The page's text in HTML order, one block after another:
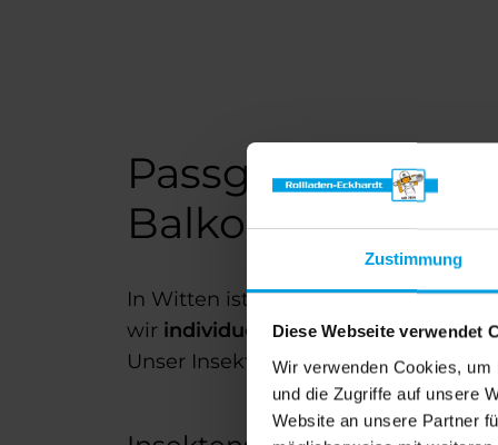
Zustimmung
Diese Webseite verwendet
Wir verwenden Cookies,
und die Zugriffe auf unsere
Website an unsere Partner
Passgenauer
Balkone optimal
In Witten ist jede Wohnsituation
wir individuell gefertigte Systeme
Unser Insektenschutz in Witten